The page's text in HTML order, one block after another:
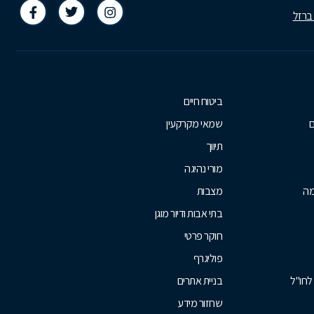
לחו"ל
ביטוח חיים
שמאי מקרקעין
תיווך
מורי נהיגה
מצבות
בתי אבות ודיור מוגן
חוקר פרטי
פוליגרף
בניית אתרים
שחזור מידע